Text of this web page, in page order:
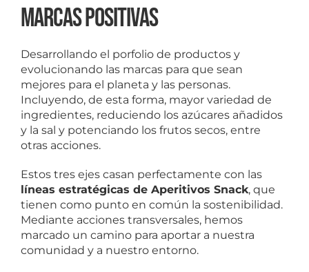
Marcas positivas
Desarrollando el porfolio de productos y
evolucionando las marcas para que sean
mejores para el planeta y las personas.
Incluyendo, de esta forma, mayor variedad de
ingredientes, reduciendo los azúcares añadidos
y la sal y potenciando los frutos secos, entre
otras acciones.
Estos tres ejes casan perfectamente con las
líneas estratégicas de Aperitivos Snack, que
tienen como punto en común la sostenibilidad.
Mediante acciones transversales, hemos
marcado un camino para aportar a nuestra
comunidad y a nuestro entorno.